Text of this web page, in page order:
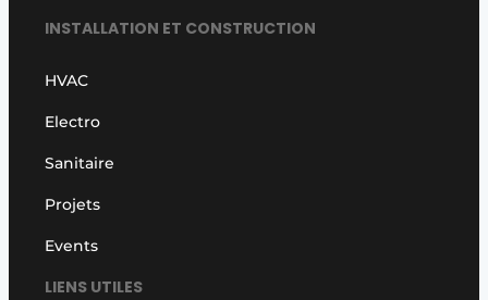
INSTALLATION ET CONSTRUCTION
HVAC
Electro
Sanitaire
Projets
Events
LIENS UTILES